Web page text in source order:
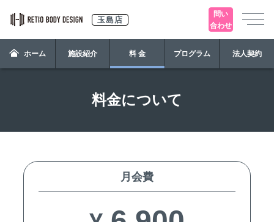
玉島店
問い
合わせ
ホーム 施設紹介 料 金 プログラム 法人契約
料金について
月会費